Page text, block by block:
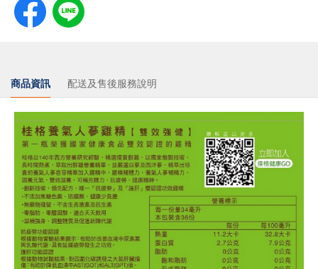
商品資訊 配送及售後服務說明